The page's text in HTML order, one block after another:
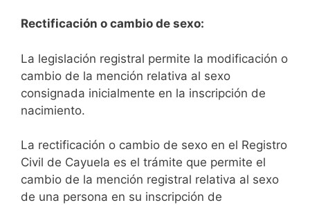
Rectificación o cambio de sexo:
La legislación registral permite la modificación o
cambio de la mención relativa al sexo
consignada inicialmente en la inscripción de
nacimiento.
La rectificación o cambio de sexo en el Registro
Civil de Cayuela es el trámite que permite el
cambio de la mención registral relativa al sexo
de una persona en su inscripción de